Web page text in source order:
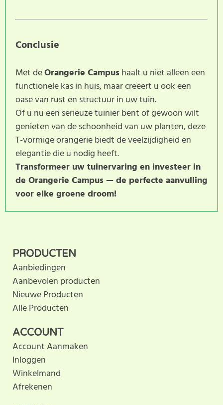
Conclusie
Met deOrangerie Campushaalt u niet alleen een
functionele kas in huis, maar creëert u ook een
oase van rust en structuur in uw tuin.
Of u nu een serieuze tuinier bent of gewoon wilt
genieten van de schoonheid van uw planten, deze
T-vormige orangerie biedt de veelzijdigheid en
elegantie die u nodig heeft.
Transformeer uw tuinervaring en investeer in
de Orangerie Campus — de perfecte aanvulling
voor elke groene droom!
anderen met hun keuze door uw ervaring te delen.
Schrijf als eerste een beoordeling voor dit product.
ACCOUNT
Account Aanmaken
Inloggen
Winkelmand
Afrekenen
PRODUCTEN
Aanbiedingen
Aanbevolen producten
Nieuwe Producten
Alle Producten